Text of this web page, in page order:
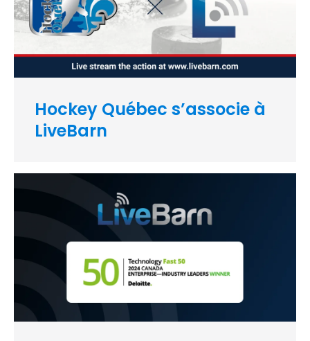
Hockey Québec s’associe à
LiveBarn